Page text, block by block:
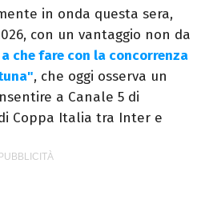
ultime tendenze.
in onda questa sera,
con un vantaggio non da
che fare con la concorrenza
, che oggi osserva un
a Canale 5 di
Coppa Italia tra Inter e